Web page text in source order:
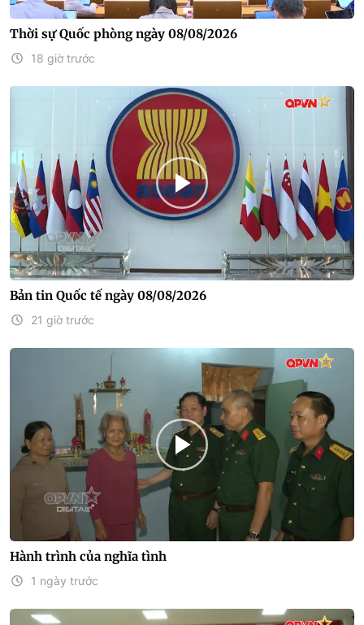
Thời sự Quốc phòng ngày 08/08/2026
18 giờ trước
Bản tin Quốc tế ngày 08/08/2026
21 giờ trước
Hành trình của nghĩa tình
1 ngày trước